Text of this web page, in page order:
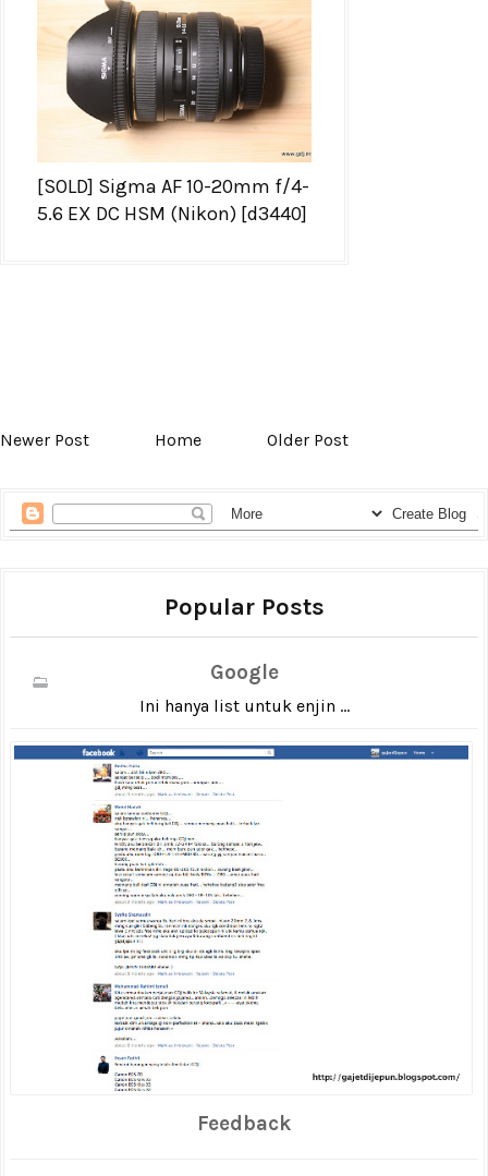
[SOLD] Sigma AF 10-20mm f/4-
5.6 EX DC HSM (Nikon) [d3440]
Newer Post Home Older Post
Popular Posts
Google
Ini hanya list untuk enjin ...
Feedback